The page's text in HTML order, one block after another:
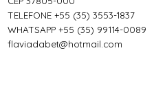
TELEFONE +55 (35) 3553-1837
WHATSAPP +55 (35) 99114-0089
flaviadabet@hotmail.com